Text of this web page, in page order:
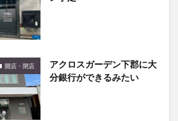
開店・閉店
アクロスガーデン下郡に大
分銀行ができるみたい